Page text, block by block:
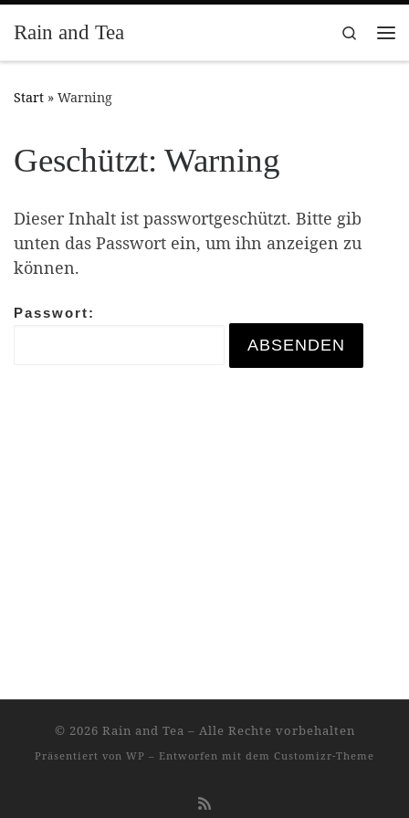
Zum Inhalt springen
Rain and Tea
Search
Start » Warning
Geschützt: Warning
Dieser Inhalt ist passwortgeschützt. Bitte gib
unten das Passwort ein, um ihn anzeigen zu
können.
Passwort:
© 2026 Rain and Tea – Alle Rechte vorbehalten
Präsentiert von WP – Entworfen mit dem Customizr-Theme